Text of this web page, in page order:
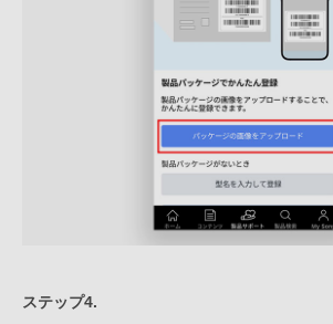
ステップ4.